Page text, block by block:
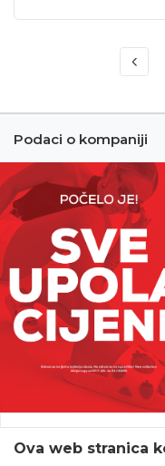
SVE UPOLA CIJENE!
Podaci o kompaniji
Informacije
Korisnički servis
Newsletter
Budite u toku sa
Zapratite nas
Ova web stranica